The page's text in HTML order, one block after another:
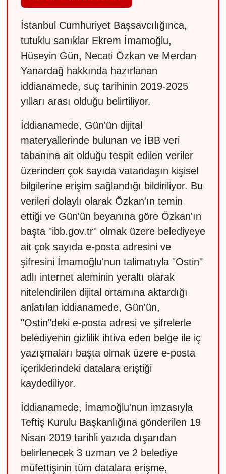
İstanbul Cumhuriyet Başsavcılığınca,
tutuklu sanıklar Ekrem İmamoğlu,
Hüseyin Gün, Necati Özkan ve Merdan
Yanardağ hakkında hazırlanan
iddianamede, suç tarihinin 2019-2025
yılları arası olduğu belirtiliyor.
İddianamede, Gün'ün dijital
materyallerinde bulunan ve İBB veri
tabanına ait olduğu tespit edilen veriler
üzerinden çok sayıda vatandaşın kişisel
bilgilerine erişim sağlandığı bildiriliyor. Bu
verileri dolaylı olarak Özkan'ın temin
ettiği ve Gün'ün beyanına göre Özkan'ın
başta "ibb.gov.tr" olmak üzere belediyeye
ait çok sayıda e-posta adresini ve
şifresini İmamoğlu'nun talimatıyla "Ostin"
adlı internet aleminin yeraltı olarak
nitelendirilen dijital ortamına aktardığı
anlatılan iddianamede, Gün'ün,
"Ostin"deki e-posta adresi ve şifrelerle
belediyenin gizlilik ihtiva eden belge ile iç
yazışmaları başta olmak üzere e-posta
içeriklerindeki datalara eriştiği
kaydediliyor.
İddianamede, İmamoğlu'nun imzasıyla
Teftiş Kurulu Başkanlığına gönderilen 19
Nisan 2019 tarihli yazıda dışarıdan
belirlenecek 3 uzman ve 2 belediye
müfettişinin tüm datalara erişme,